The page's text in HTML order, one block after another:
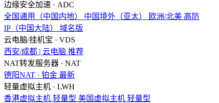
边缘安全加速 · ADC
全国通用（中国内地）
中国境外（亚太） 欧洲/北美 高防
IP（中国大陆）
域名版
云电脑/挂机宝 · VDS
西安/成都 | 云电脑 推荐
NAT转发服务器 · NAT
德阳NAT · 铂金 最新
轻量虚拟主机 · LWH
香港虚拟主机 轻量型 美国虚拟主机 轻量型